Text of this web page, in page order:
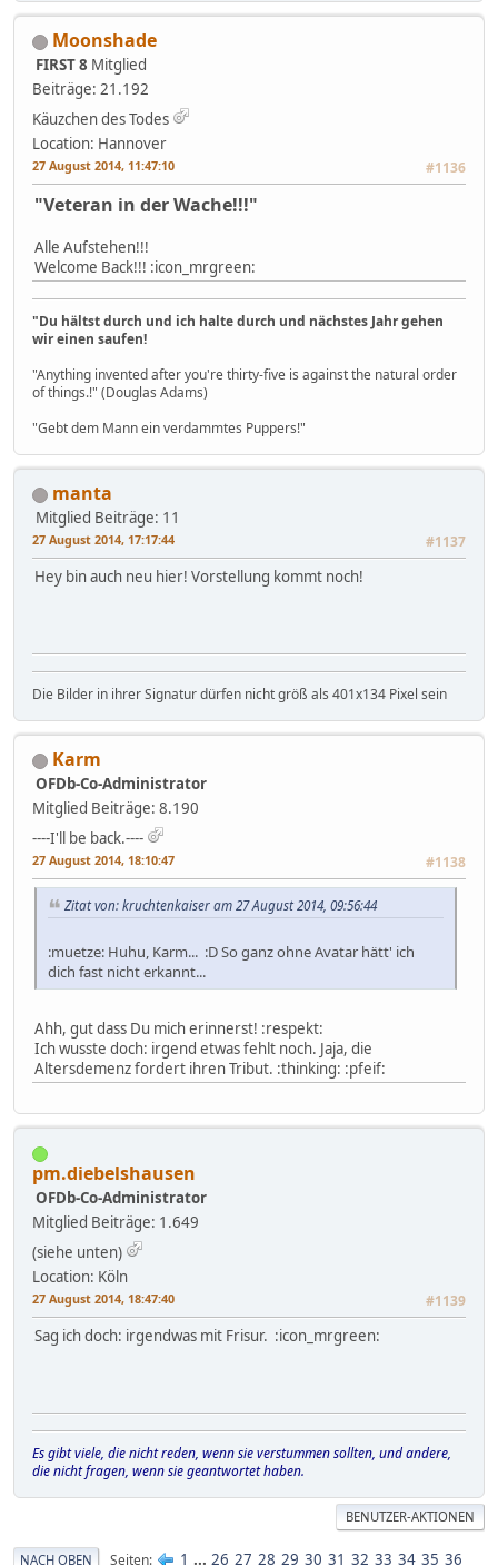
Moonshade
FIRST 8 Mitglied
Beiträge: 21.192
Käuzchen des Todes
Location: Hannover
27 August 2014, 11:47:10 #1136
"Veteran in der Wache!!!"
Alle Aufstehen!!!
Welcome Back!!! :icon_mrgreen:
"Du hältst durch und ich halte durch und nächstes Jahr gehen
wir einen saufen!
"Anything invented after you're thirty-five is against the natural order
of things.!" (Douglas Adams)
"Gebt dem Mann ein verdammtes Puppers!"
manta
Mitglied Beiträge: 11
27 August 2014, 17:17:44 #1137
Hey bin auch neu hier! Vorstellung kommt noch!
Die Bilder in ihrer Signatur dürfen nicht größ als 401x134 Pixel sein
Karm
OFDb-Co-Administrator
Mitglied Beiträge: 8.190
----I'll be back.----
27 August 2014, 18:10:47 #1138
Zitat von: kruchtenkaiser am 27 August 2014, 09:56:44
:muetze: Huhu, Karm... :D So ganz ohne Avatar hätt' ich
dich fast nicht erkannt...
Ahh, gut dass Du mich erinnerst! :respekt:
Ich wusste doch: irgend etwas fehlt noch. Jaja, die
Altersdemenz fordert ihren Tribut. :thinking: :pfeif:
pm.diebelshausen
OFDb-Co-Administrator
Mitglied Beiträge: 1.649
(siehe unten)
Location: Köln
27 August 2014, 18:47:40 #1139
Sag ich doch: irgendwas mit Frisur. :icon_mrgreen:
Es gibt viele, die nicht reden, wenn sie verstummen sollten, und andere,
die nicht fragen, wenn sie geantwortet haben.
BENUTZER-AKTIONEN
NACH OBEN Seiten 1 ... 26 27 28 29 30 31 32 33 34 35 36